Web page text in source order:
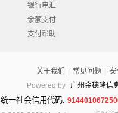
银行电汇
余额支付
支付帮助
关于我们 常见问题 安
Powered by 广州金穗隆信
统一社会信用代码: